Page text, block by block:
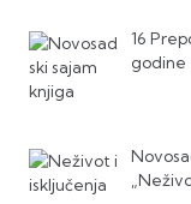
16
godine